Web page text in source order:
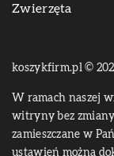
Zwierzęta
koszykfirm.pl ©
W ramach naszej
witryny bez zmiany
zamieszczane w
ustawień można